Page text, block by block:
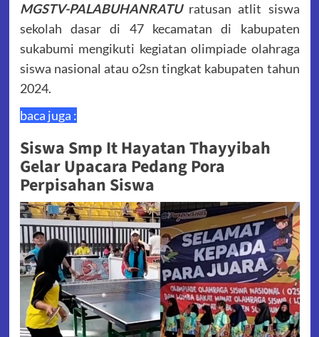
MGSTV-PALABUHANRATUratusan atlit siswa
sekolah dasar di 47 kecamatan di kabupaten
sukabumi mengikuti kegiatan olimpiade olahraga
siswa nasional atau o2sn tingkat kabupaten tahun
2024.
baca juga :
Siswa Smp It Hayatan Thayyibah
Gelar Upacara Pedang Pora
Perpisahan Siswa